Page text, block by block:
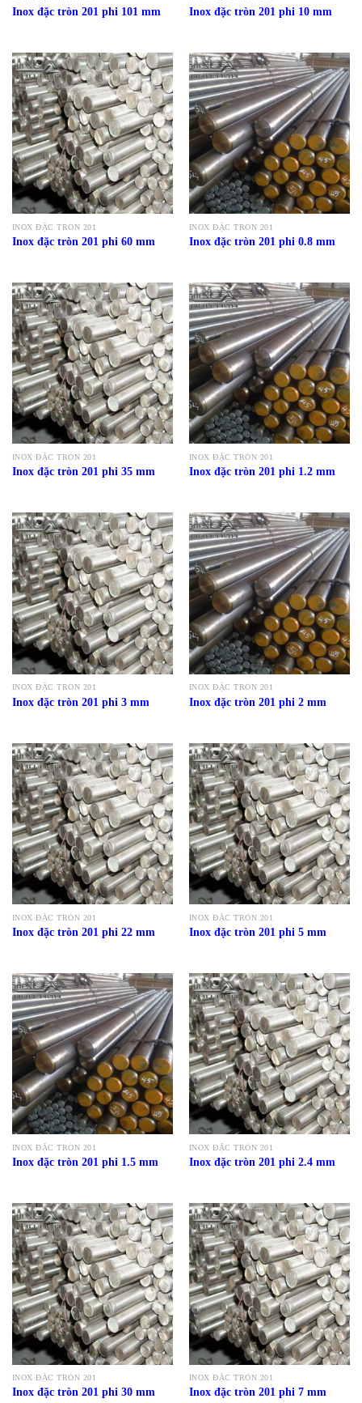
Inox đặc tròn 201 phi 101 mm Inox đặc tròn 201 phi 10 mm
INOX ĐẶC TRÒN 201
Inox đặc tròn 201 phi 60 mm
INOX ĐẶC TRÒN 201
Inox đặc tròn 201 phi 0.8 mm
INOX ĐẶC TRÒN 201
Inox đặc tròn 201 phi 35 mm
INOX ĐẶC TRÒN 201
Inox đặc tròn 201 phi 1.2 mm
INOX ĐẶC TRÒN 201
Inox đặc tròn 201 phi 3 mm
INOX ĐẶC TRÒN 201
Inox đặc tròn 201 phi 2 mm
INOX ĐẶC TRÒN 201
Inox đặc tròn 201 phi 22 mm
INOX ĐẶC TRÒN 201
Inox đặc tròn 201 phi 5 mm
INOX ĐẶC TRÒN 201
Inox đặc tròn 201 phi 1.5 mm
INOX ĐẶC TRÒN 201
Inox đặc tròn 201 phi 2.4 mm
INOX ĐẶC TRÒN 201
Inox đặc tròn 201 phi 30 mm
INOX ĐẶC TRÒN 201
Inox đặc tròn 201 phi 7 mm